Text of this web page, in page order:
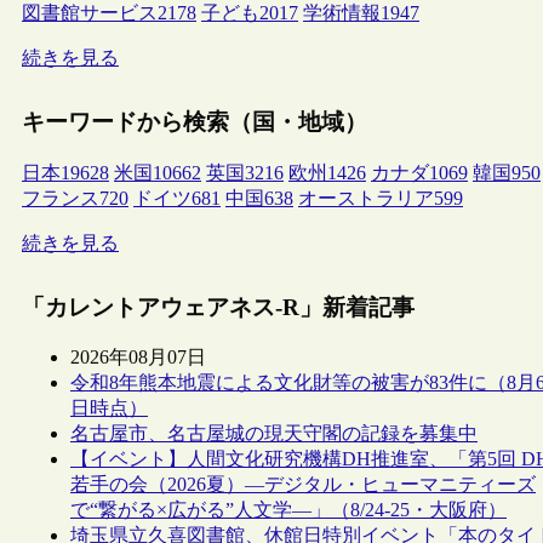
図書館サービス2178 子ども2017 学術情報1947
続きを見る
キーワードから検索（国・地域）
日本19628 米国 10662 英国3216 欧州 1426 カナダ1069 韓国950
フランス720 ドイツ681 中国638 オーストラリア599
続きを見る
「カレントアウェアネス-R」新着記事
2026年08月07日
令和8年熊本地震による文化財等の被害が83件に（8月
日時点）
名古屋市、名古屋城の現天守閣の記録を募集中
【イベント】人間文化研究機構DH推進室、「第5回
若手の会（2026夏）―デジタル・ヒューマニティーズ
で“繋がる×広がる”人文学―」（8/24-25・大阪府）
埼玉県立久喜図書館、休館日特別イベント「本のタイ